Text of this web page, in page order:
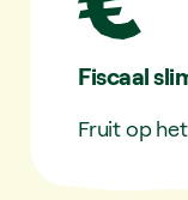
Fiscaal
Fruit op